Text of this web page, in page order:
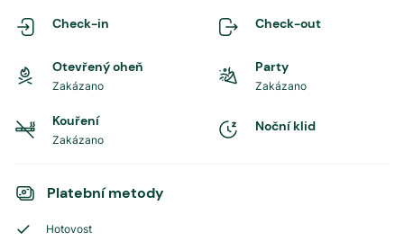
Check-in Check-out
Otevřený oheň
Zakázano
Party
Zakázano
Kouření
Zakázano
Noční klid
Platební metody
Hotovost